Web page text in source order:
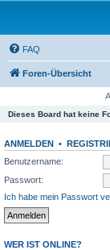
FAQ
Foren-Übersicht
Dieses Board hat keine
ANMELDEN •
Benutzername:
Passwort:
Ich habe mein Passwort
WER IST ONLINE?